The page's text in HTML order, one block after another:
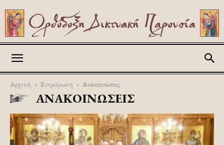
Αρχική Ενημέρωση Ανακοινώσεις
ΑΝΑΚΟΙΝΏΣΕΙΣ